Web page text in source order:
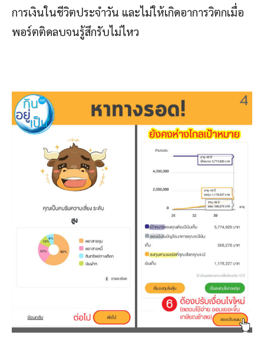
การเงินในชีวิตประจำวัน และไม่ให้เกิดอาการวิตกเมื่อ
พอร์ตติดลบจนรู้สึกรับไม่ไหว